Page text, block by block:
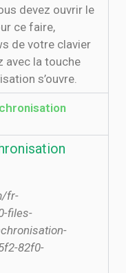
devez ouvrir le
ce faire,
de votre clavier
avec la touche
s’ouvre.
fr-
files-
82f0-